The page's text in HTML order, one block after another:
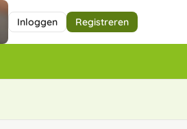
Inloggen Registreren